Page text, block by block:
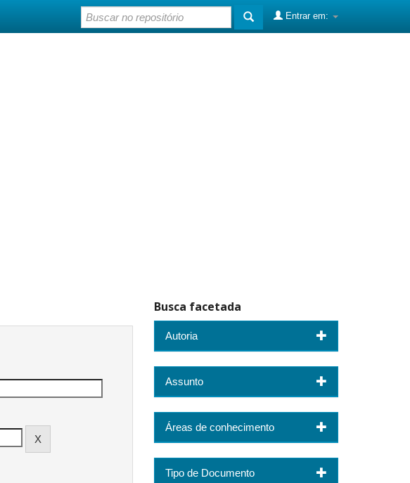
Entrar em:
Busca facetada
Autoria
Assunto
Áreas de conhecimento
Tipo de Documento